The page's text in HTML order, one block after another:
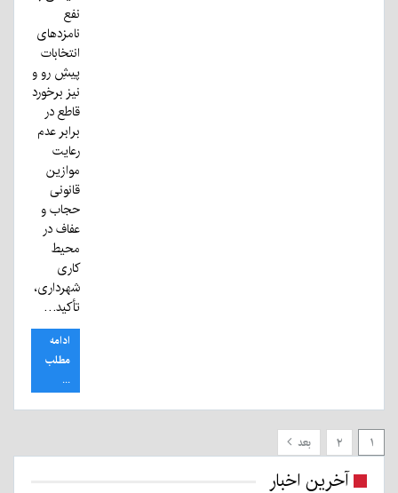
نفع
نامزدهای
انتخابات
پیشِ رو و
نیز برخورد
قاطع در
برابر عدم
رعایت
موازین
قانونی
حجاب و
عفاف در
محیط
کاری
شهرداری،
تأکید…
ادامه
مطلب
...
۱ ۲ بعد
آخرین اخبار